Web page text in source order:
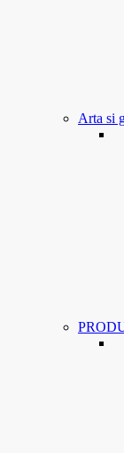
Arta si